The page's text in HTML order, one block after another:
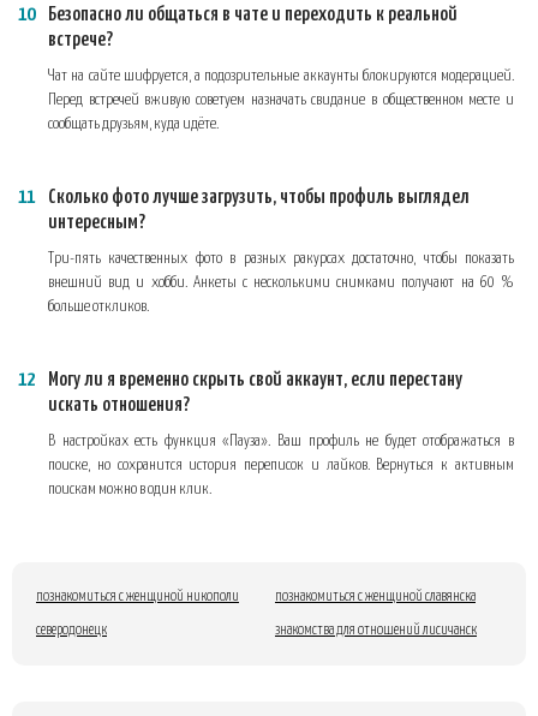
Безопасно ли общаться в чате и переходить к реальной
встрече?
Чат на сайте шифруется, а подозрительные аккаунты блокируются модерацией.
Перед встречей вживую советуем назначать свидание в общественном месте и
сообщать друзьям, куда идёте.
Сколько фото лучше загрузить, чтобы профиль выглядел
интересным?
Три-пять качественных фото в разных ракурсах достаточно, чтобы показать
внешний вид и хобби. Анкеты с несколькими снимками получают на 60 %
больше откликов.
Могу ли я временно скрыть свой аккаунт, если перестану
искать отношения?
В настройках есть функция «Пауза». Ваш профиль не будет отображаться в
поиске, но сохранится история переписок и лайков. Вернуться к активным
поискам можно в один клик.
познакомиться с женщиной никополи познакомиться с женщиной славянска
северодонецк знакомства для отношений лисичанск